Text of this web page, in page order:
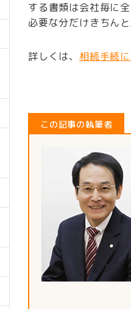
する書類は会社毎に
必要な分だけきちん
詳しくは、 相続手続
この記事の執筆者